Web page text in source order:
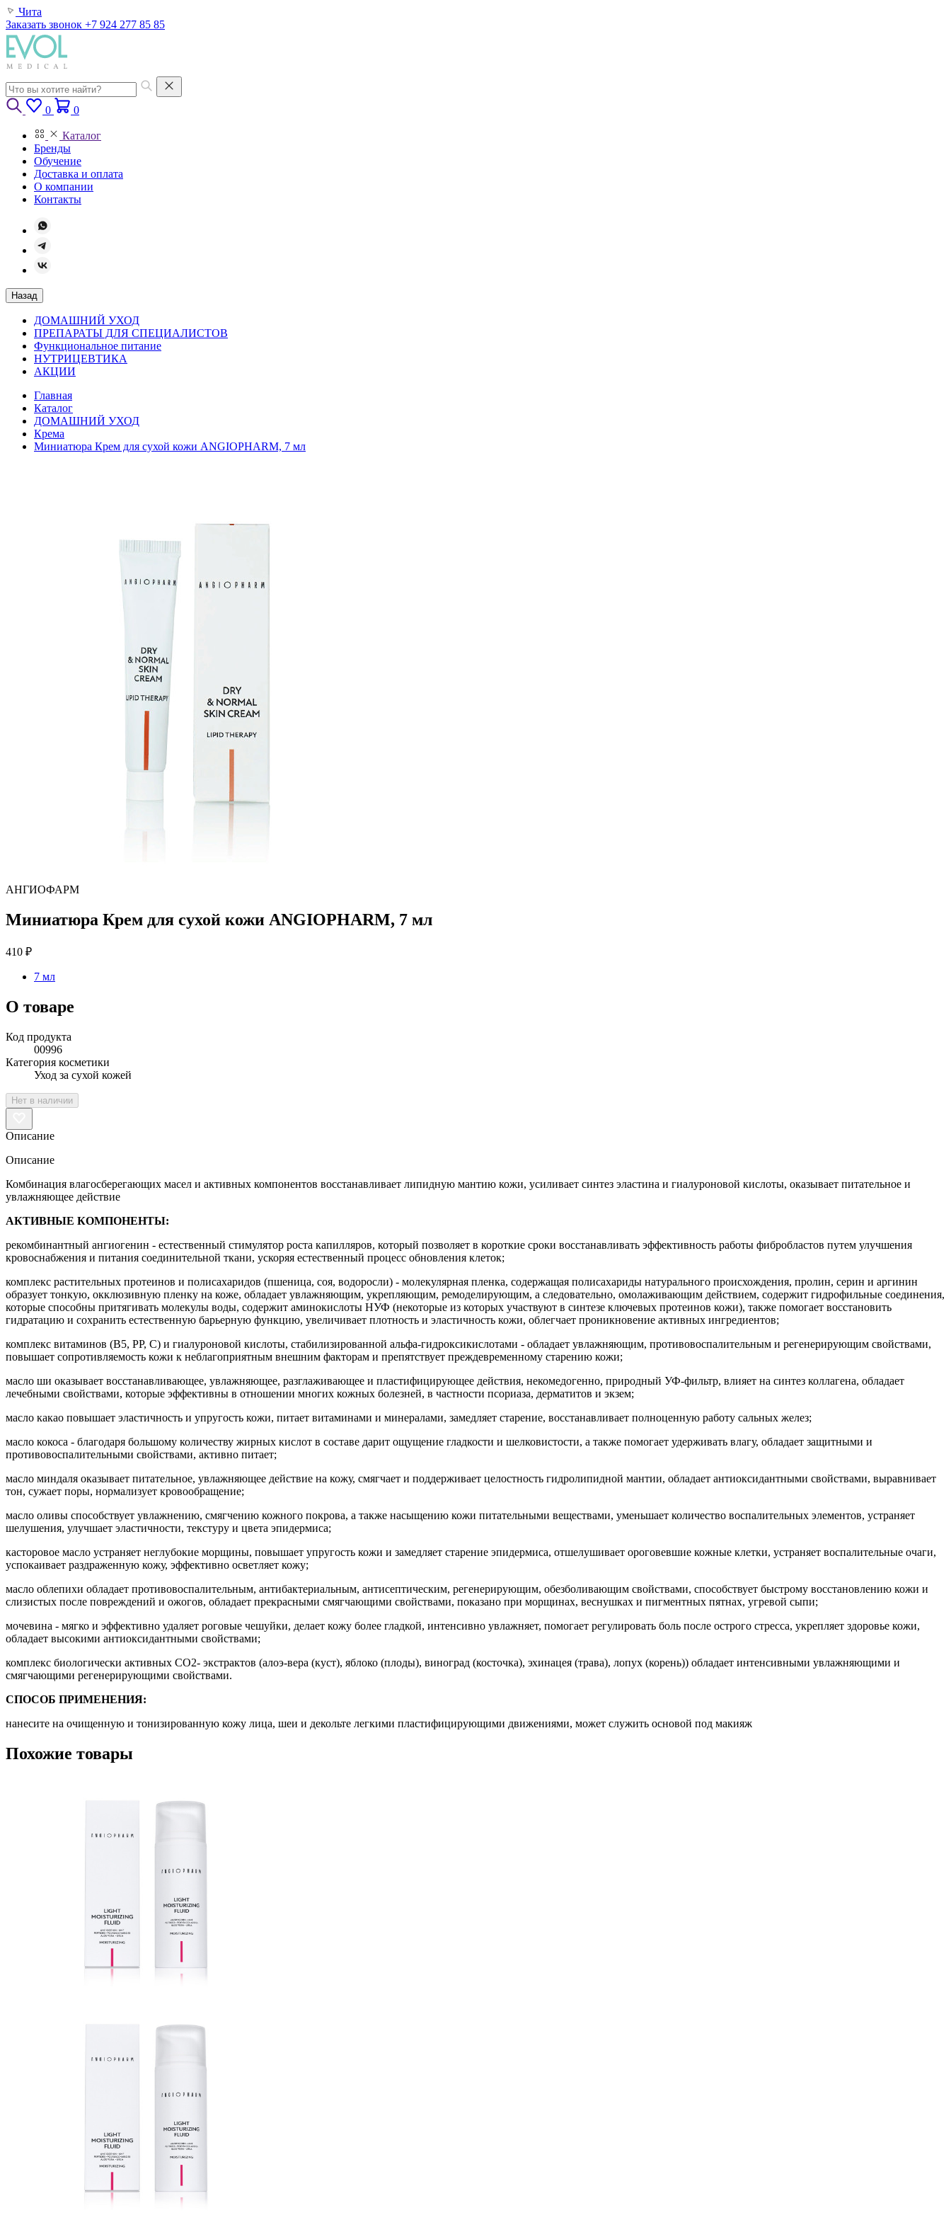
Чита
Заказать звонок +7 924 277 85 85
0 0
Каталог
Бренды
Обучение
Доставка и оплата
О компании
Контакты
Назад
ДОМАШНИЙ УХОД
ПРЕПАРАТЫ ДЛЯ СПЕЦИАЛИСТОВ
Функциональное питание
НУТРИЦЕВТИКА
АКЦИИ
Главная
Каталог
ДОМАШНИЙ УХОД
Крема
Миниатюра Крем для сухой кожи ANGIOPHARM, 7 мл
АНГИОФАРМ
Миниатюра Крем для сухой кожи ANGIOPHARM, 7 мл
410 ₽
7 мл
О товаре
Код продукта
00996
Категория косметики
Уход за сухой кожей
Нет в наличии
Описание
Описание
Комбинация влагосберегающих масел и активных компонентов восстанавливает липидную мантию кожи, усиливает синтез эластина и гиалуроновой кислоты, оказывает питательное и
увлажняющее действие
АКТИВНЫЕ КОМПОНЕНТЫ:
рекомбинантный ангиогенин - естественный стимулятор роста капилляров, который позволяет в короткие сроки восстанавливать эффективность работы фибробластов путем улучшения
кровоснабжения и питания соединительной ткани, ускоряя естественный процесс обновления клеток;
комплекс растительных протеинов и полисахаридов (пшеница, соя, водоросли) - молекулярная пленка, содержащая полисахариды натурального происхождения, пролин, серин и аргинин
образует тонкую, окклюзивную пленку на коже, обладает увлажняющим, укрепляющим, ремоделирующим, а следовательно, омолаживающим действием, содержит гидрофильные соединения,
которые способны притягивать молекулы воды, содержит аминокислоты НУФ (некоторые из которых участвуют в синтезе ключевых протеинов кожи), также помогает восстановить
гидратацию и сохранить естественную барьерную функцию, увеличивает плотность и эластичность кожи, облегчает проникновение активных ингредиентов;
комплекс витаминов (В5, РР, С) и гиалуроновой кислоты, стабилизированной альфа-гидроксикислотами - обладает увлажняющим, противовоспалительным и регенерирующим свойствами,
повышает сопротивляемость кожи к неблагоприятным внешним факторам и препятствует преждевременному старению кожи;
масло ши оказывает восстанавливающее, увлажняющее, разглаживающее и пластифицирующее действия, некомедогенно, природный УФ‑фильтр, влияет на синтез коллагена, обладает
лечебными свойствами, которые эффективны в отношении многих кожных болезней, в частности псориаза, дерматитов и экзем;
масло какао повышает эластичность и упругость кожи, питает витаминами и минералами, замедляет старение, восстанавливает полноценную работу сальных желез;
масло кокоса - благодаря большому количеству жирных кислот в составе дарит ощущение гладкости и шелковистости, а также помогает удерживать влагу, обладает защитными и
противовоспалительными свойствами, активно питает;
масло миндаля оказывает питательное, увлажняющее действие на кожу, смягчает и поддерживает целостность гидролипидной мантии, обладает антиоксидантными свойствами, выравнивает
тон, сужает поры, нормализует кровообращение;
масло оливы способствует увлажнению, смягчению кожного покрова, а также насыщению кожи питательными веществами, уменьшает количество воспалительных элементов, устраняет
шелушения, улучшает эластичности, текстуру и цвета эпидермиса;
касторовое масло устраняет неглубокие морщины, повышает упругость кожи и замедляет старение эпидермиса, отшелушивает ороговевшие кожные клетки, устраняет воспалительные очаги,
успокаивает раздраженную кожу, эффективно осветляет кожу;
масло облепихи обладает противовоспалительным, антибактериальным, антисептическим, регенерирующим, обезболивающим свойствами, способствует быстрому восстановлению кожи и
слизистых после повреждений и ожогов, обладает прекрасными смягчающими свойствами, показано при морщинах, веснушках и пигментных пятнах, угревой сыпи;
мочевина - мягко и эффективно удаляет роговые чешуйки, делает кожу более гладкой, интенсивно увлажняет, помогает регулировать боль после острого стресса, укрепляет здоровье кожи,
обладает высокими антиоксидантными свойствами;
комплекс биологически активных СО2- экстрактов (алоэ-вера (куст), яблоко (плоды), виноград (косточка), эхинацея (трава), лопух (корень)) обладает интенсивными увлажняющими и
смягчающими регенерирующими свойствами.
СПОСОБ ПРИМЕНЕНИЯ:
нанесите на очищенную и тонизированную кожу лица, шеи и декольте легкими пластифицирующими движениями, может служить основой под макияж
Похожие товары